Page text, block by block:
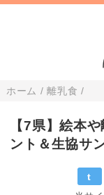
ホーム /離乳食 /
【7県】絵本
ント＆生協サ
t